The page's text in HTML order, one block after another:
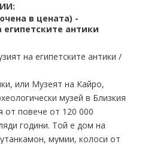
в цената) -
антики
на египетските антики /
или Музеят на Кайро,
музей в Близкия
от повече от 120 000
години. Той е дом на
мумии, колоси от